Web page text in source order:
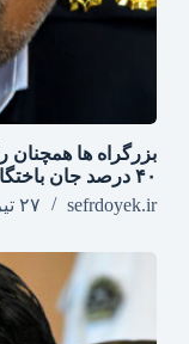
بزرگراه‌ ها همچنان
۴۰ درصد جان‌ باختگان
sefrdoyek.ir
۲۷ تیر ۱۴۰۵